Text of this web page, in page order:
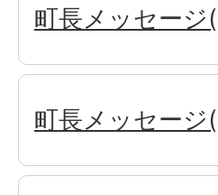
町長メッセージ
町長メッセージ